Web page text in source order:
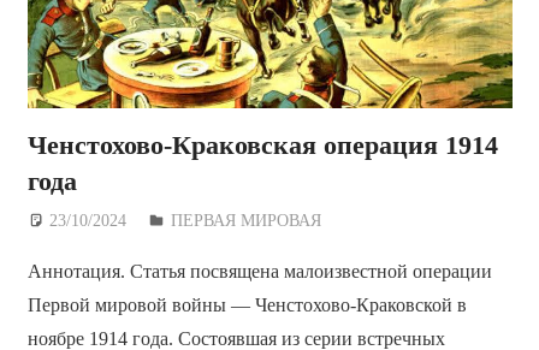
Ченстохово-Краковская операция 1914
года
23/10/2024 Дежурный по Редакции
ПЕРВАЯ МИРОВАЯ
Аннотация. Статья посвящена малоизвестной операции
Первой мировой войны — Ченстохово-Краковской в
ноябре 1914 года. Состоявшая из серии встречных